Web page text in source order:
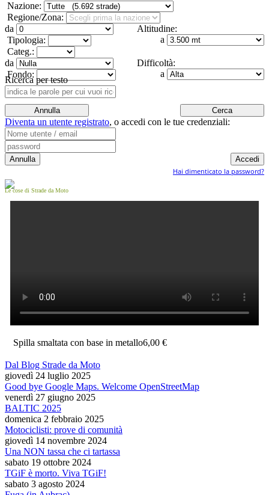
Nazione:
Regione/Zona:
Altitudine:
da
a
Tipologia:
Categ.:
Difficoltà:
da
a
Fondo:
Ricerca per testo
Diventa un utente registrato, o accedi con le tue credenziali:
Hai dimenticato la password?
Le cose di Strade da Moto
Spilla smaltata con base in metallo6,00 €
Dal Blog Strade da Moto
giovedì 24 luglio 2025
Good bye Google Maps. Welcome OpenStreetMap
venerdì 27 giugno 2025
BALTIC 2025
domenica 2 febbraio 2025
Motociclisti: prove di comunità
giovedì 14 novembre 2024
Una NON tassa che ci tartassa
sabato 19 ottobre 2024
TGiF è morto. Viva TGiF!
sabato 3 agosto 2024